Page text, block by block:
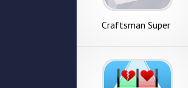
Craftsman Super